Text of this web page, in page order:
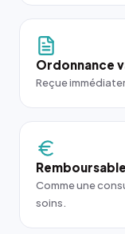
Ordonnance
Reçue
Comme une
soins.